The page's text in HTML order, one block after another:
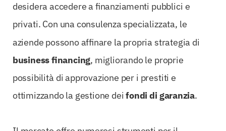
desidera accedere a finanziamenti pubblici e
privati. Con una consulenza specializzata, le
aziende possono affinare la propria strategia di
business financing, migliorando le proprie
possibilità di approvazione per i prestiti e
ottimizzando la gestione deifondi di garanzia.